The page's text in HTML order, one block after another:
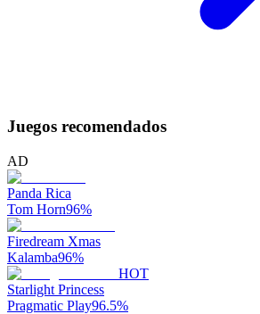
Juegos recomendados
AD
Panda Rica
Tom Horn96%
Firedream Xmas
Kalamba96%
HOT
Starlight Princess
Pragmatic Play96.5%